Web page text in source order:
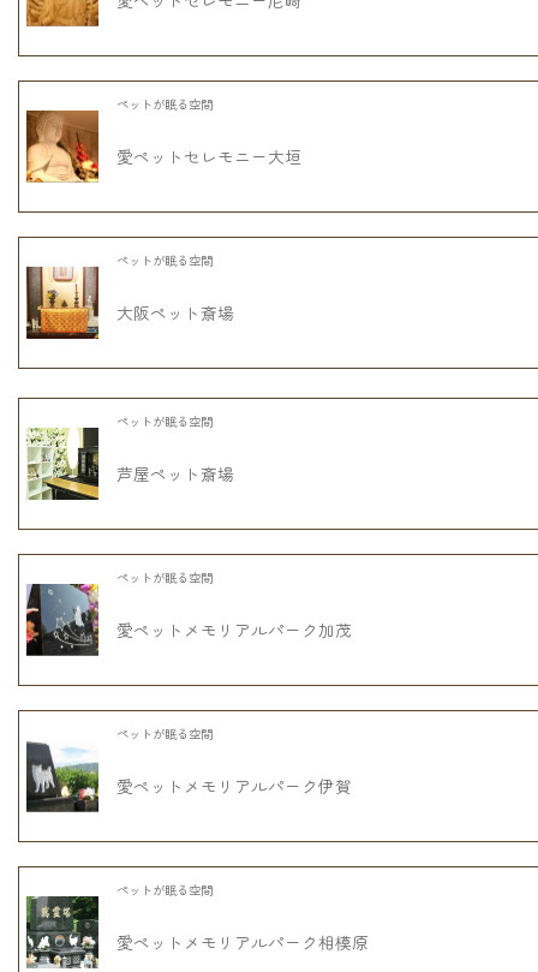
ペットが眠る空間
愛ペットセレモニー大垣
ペットが眠る空間
大阪ペット斎場
ペットが眠る空間
芦屋ペット斎場
ペットが眠る空間
愛ペットメモリアルパーク加茂
ペットが眠る空間
愛ペットメモリアルパーク伊賀
ペットが眠る空間
愛ペットメモリアルパーク相模原